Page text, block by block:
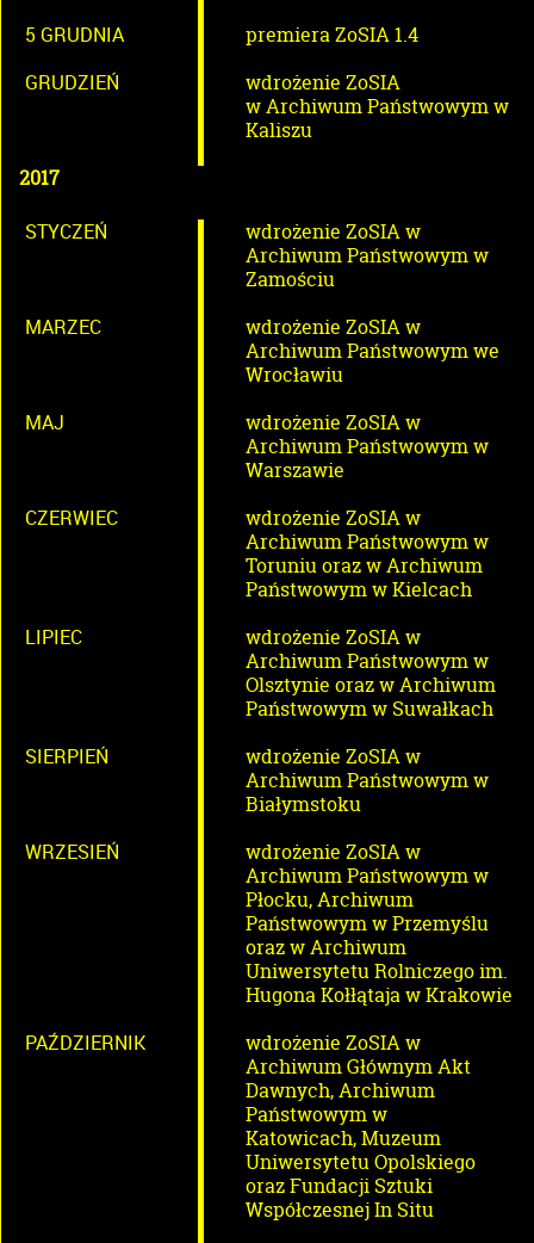
5 GRUDNIA
premiera ZoSIA 1.4
GRUDZIEŃ
wdrożenie ZoSIA
w Archiwum Państwowym w
Kaliszu
2017
STYCZEŃ
wdrożenie ZoSIA w
Archiwum Państwowym w
Zamościu
MARZEC
wdrożenie ZoSIA w
Archiwum Państwowym we
Wrocławiu
MAJ
wdrożenie ZoSIA w
Archiwum Państwowym w
Warszawie
CZERWIEC
wdrożenie ZoSIA w
Archiwum Państwowym w
Toruniu oraz w Archiwum
Państwowym w Kielcach
LIPIEC
wdrożenie ZoSIA w
Archiwum Państwowym w
Olsztynie oraz w Archiwum
Państwowym w Suwałkach
SIERPIEŃ
wdrożenie ZoSIA w
Archiwum Państwowym w
Białymstoku
WRZESIEŃ
wdrożenie ZoSIA w
Archiwum Państwowym w
Płocku, Archiwum
Państwowym w Przemyślu
oraz w Archiwum
Uniwersytetu Rolniczego im.
Hugona Kołłątaja w Krakowie
PAŹDZIERNIK
wdrożenie ZoSIA w
Archiwum Głównym Akt
Dawnych, Archiwum
Państwowym w
Katowicach, Muzeum
Uniwersytetu Opolskiego
oraz Fundacji Sztuki
Współczesnej In Situ